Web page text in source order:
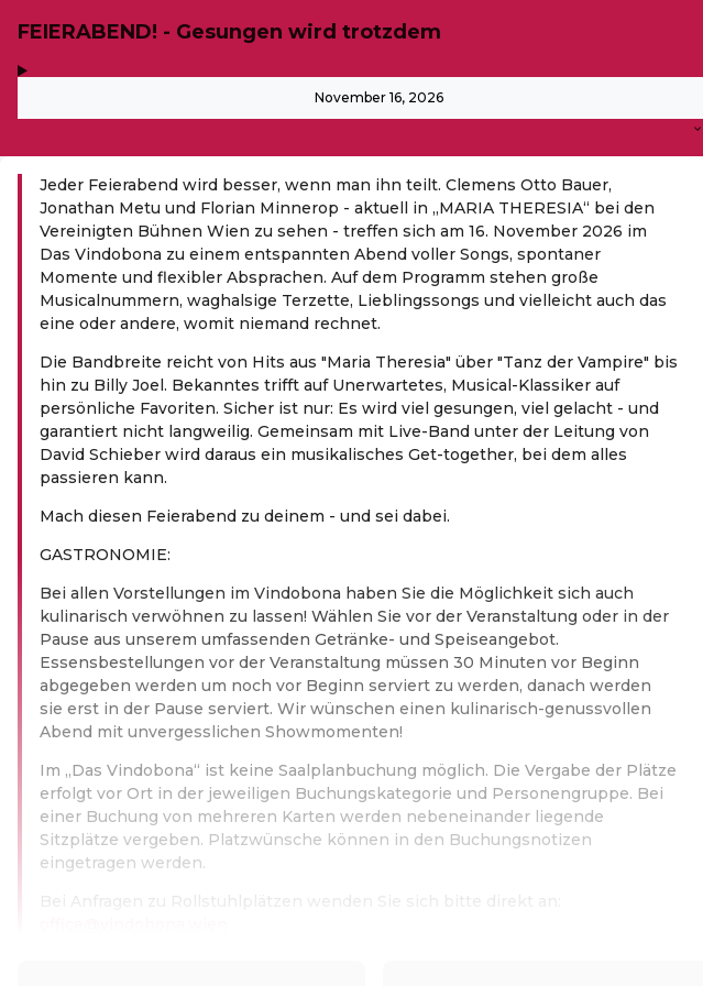
FEIERABEND! - Gesungen wird trotzdem
November 16, 2026
Jeder Feierabend wird besser, wenn man ihn teilt. Clemens Otto Bauer,
Jonathan Metu und Florian Minnerop - aktuell in „MARIA THERESIA“ bei den
Vereinigten Bühnen Wien zu sehen - treffen sich am 16. November 2026 im
Das Vindobona zu einem entspannten Abend voller Songs, spontaner
Momente und flexibler Absprachen. Auf dem Programm stehen große
Musicalnummern, waghalsige Terzette, Lieblingssongs und vielleicht auch das
eine oder andere, womit niemand rechnet.
Die Bandbreite reicht von Hits aus "Maria Theresia" über "Tanz der Vampire" bis
hin zu Billy Joel. Bekanntes trifft auf Unerwartetes, Musical-Klassiker auf
persönliche Favoriten. Sicher ist nur: Es wird viel gesungen, viel gelacht - und
garantiert nicht langweilig. Gemeinsam mit Live-Band unter der Leitung von
David Schieber wird daraus ein musikalisches Get-together, bei dem alles
passieren kann.
Mach diesen Feierabend zu deinem - und sei dabei.
GASTRONOMIE:
Bei allen Vorstellungen im Vindobona haben Sie die Möglichkeit sich auch
kulinarisch verwöhnen zu lassen! Wählen Sie vor der Veranstaltung oder in der
Pause aus unserem umfassenden Getränke- und Speiseangebot.
Essensbestellungen vor der Veranstaltung müssen 30 Minuten vor Beginn
abgegeben werden um noch vor Beginn serviert zu werden, danach werden
sie erst in der Pause serviert. Wir wünschen einen kulinarisch-genussvollen
Abend mit unvergesslichen Showmomenten!
Im „Das Vindobona“ ist keine Saalplanbuchung möglich. Die Vergabe der Plätze
erfolgt vor Ort in der jeweiligen Buchungskategorie und Personengruppe. Bei
einer Buchung von mehreren Karten werden nebeneinander liegende
Sitzplätze vergeben. Platzwünsche können in den Buchungsnotizen
eingetragen werden.
Bei Anfragen zu Rollstuhlplätzen wenden Sie sich bitte direkt an: